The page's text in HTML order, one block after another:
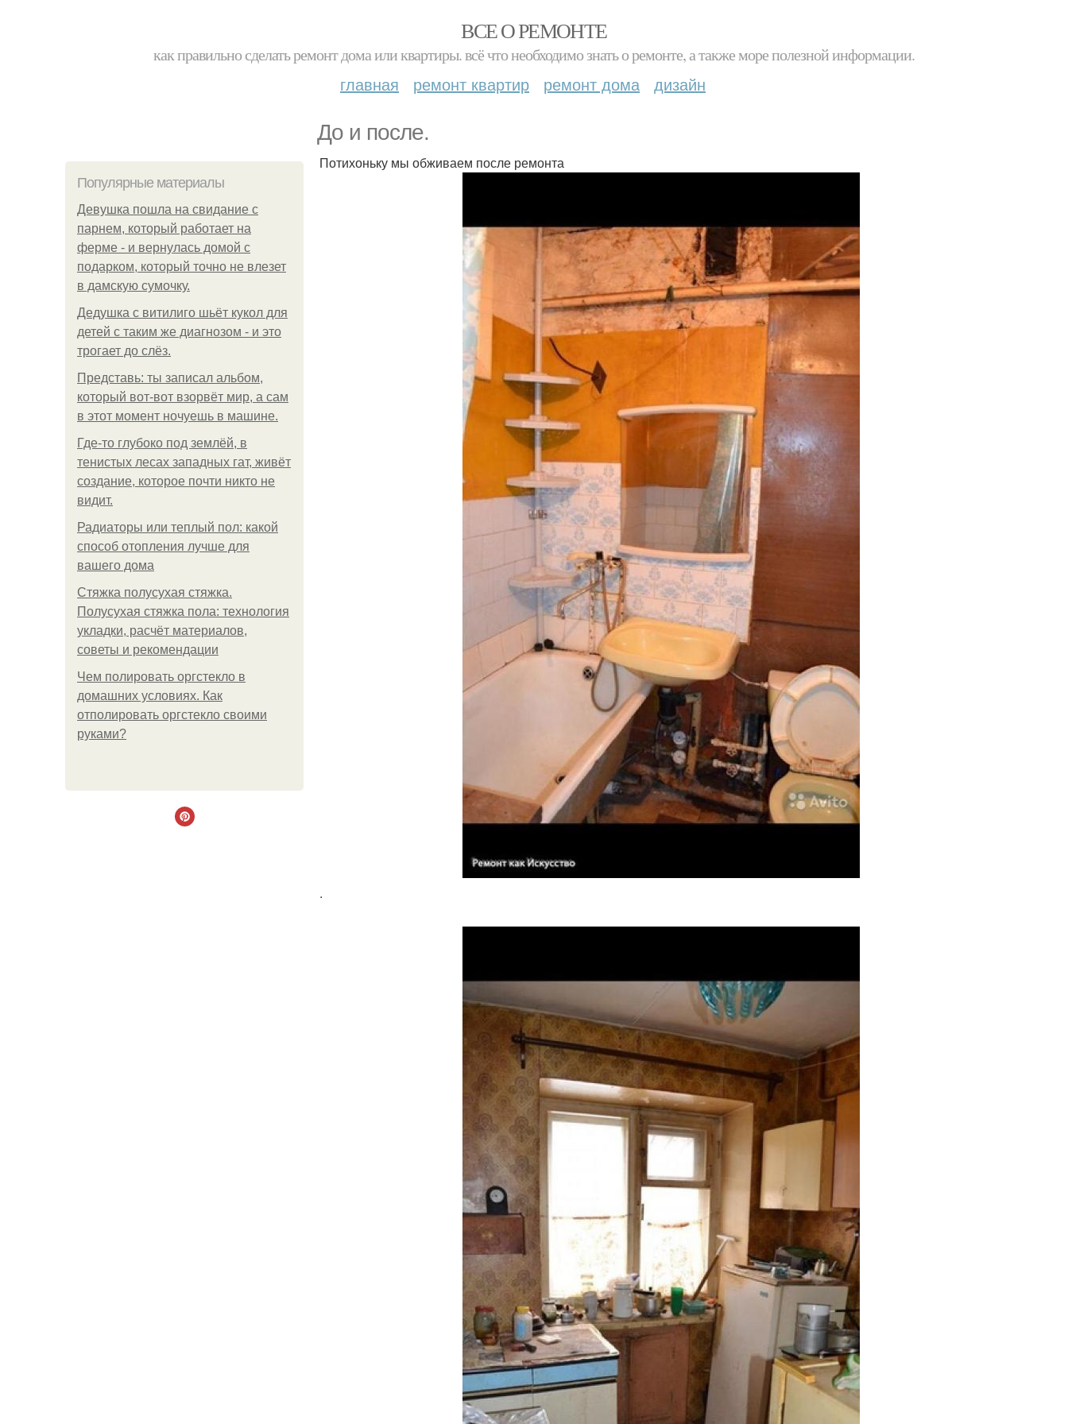
ВСЕ О РЕМОНТЕ
как правильно сделать ремонт дома или квартиры. всё что необходимо знать о ремонте, а также море полезной информации.
главная ремонт квартир ремонт дома дизайн
До и после.
Популярные материалы
Девушка пошла на свидание с
парнем, который работает на
ферме - и вернулась домой с
подарком, который точно не влезет
в дамскую сумочку.
Дедушка с витилиго шьёт кукол для
детей с таким же диагнозом - и это
трогает до слёз.
Представь: ты записал альбом,
который вот-вот взорвёт мир, а сам
в этот момент ночуешь в машине.
Где-то глубоко под землёй, в
тенистых лесах западных гат, живёт
создание, которое почти никто не
видит.
Радиаторы или теплый пол: какой
способ отопления лучше для
вашего дома
Стяжка полусухая стяжка.
Полусухая стяжка пола: технология
укладки, расчёт материалов,
советы и рекомендации
Чем полировать оргстекло в
домашних условиях. Как
отполировать оргстекло своими
руками?
Потихоньку мы обживаем после ремонта
.